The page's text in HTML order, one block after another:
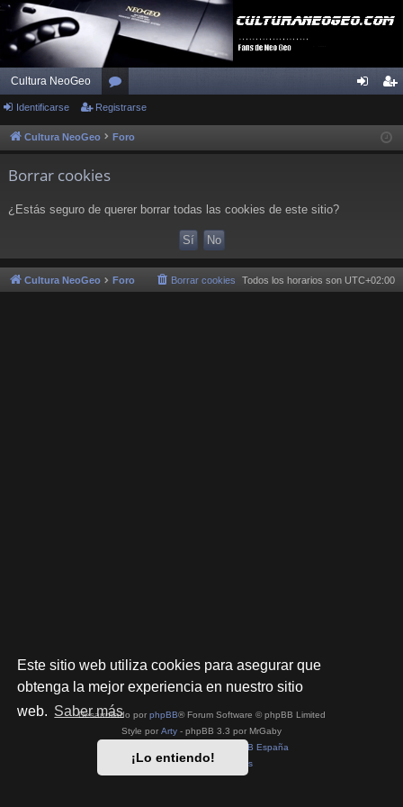
Este sitio web utiliza cookies para asegurar que
obtenga la mejor experiencia en nuestro sitio
web. Saber más
¡Lo entiendo!
Cultura NeoGeo
or
os ist
Identificarse Registrarse
Cultura NeoGeo Foro
Borrar cookies
¿Estás seguro de querer borrar todas las cookies de este sitio?
Cultura NeoGeo Foro Todos los horarios son UTC+02:00
Borrar cookies
Desarrollado por phpBB® Forum Software © phpBB Limited
Style por Arty - phpBB 3.3 por MrGaby
phpBB España
Privacidad|Condiciones